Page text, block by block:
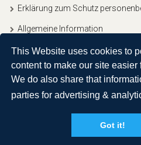
This Website uses cookies to
content to make our site easier
We do also share that
parties for advertising &
Got it!
Erklärung zum Schutz
Allgemeine Information
Copyright © 2020, Ullitravel |